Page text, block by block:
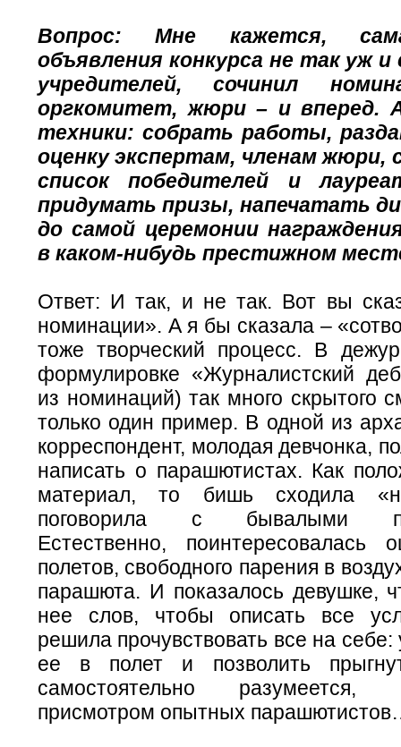
Вопрос: Мне кажется,
объявления конкурса не так уж
учредителей, сочинил
оргкомитет, жюри – и вперед.
техники: собрать работы,
оценку экспертам, членам жюри,
список победителей и
придумать призы, напечатать
до самой церемонии
в каком-нибудь престижном
Ответ: И так, и не так. Вот вы
номинации». А я бы сказала –
тоже творческий процесс. В
формулировке «Журналистский
из номинаций) так много скрытого
только один пример. В одной из
корреспондент, молодая девчонка,
написать о парашютистах. Как
материал, то бишь сходила
поговорила с бывалыми
Естественно, поинтересовалась
полетов, свободного парения в
парашюта. И показалось девушке,
нее слов, чтобы описать все
решила прочувствовать все на себе:
ее в полет и позволить
самостоятельно
присмотром опытных